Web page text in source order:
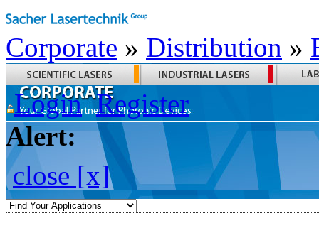
Corporate » Distribution »
Login Register
Alert:
close [x]